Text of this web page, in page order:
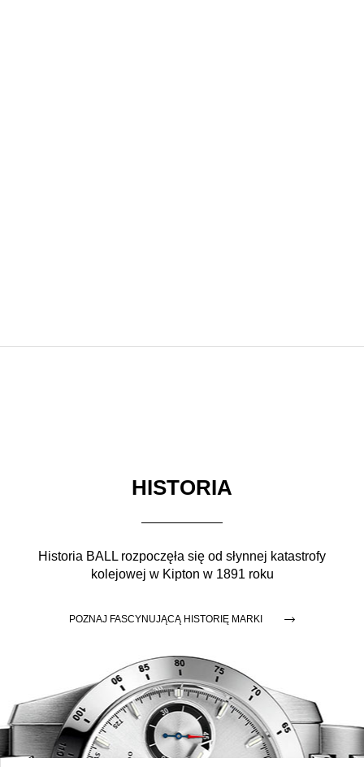
HISTORIA
Historia BALL rozpoczęła się od słynnej katastrofy
kolejowej w Kipton w 1891 roku
POZNAJ FASCYNUJĄCĄ HISTORIĘ MARKI